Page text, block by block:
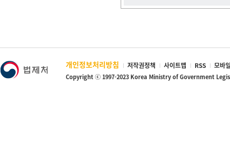
개인정보처리방침 저작권정책 사이트맵 RSS 모바
Copyright ⓒ 1997-2023 Korea Ministry of Government